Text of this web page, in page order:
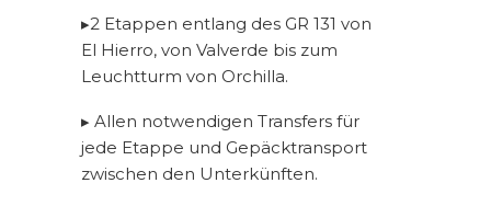
▸2 Etappen entlang des GR 131 von
El Hierro, von Valverde bis zum
Leuchtturm von Orchilla.
▸ Allen notwendigen Transfers für
jede Etappe und Gepäcktransport
zwischen den Unterkünften.